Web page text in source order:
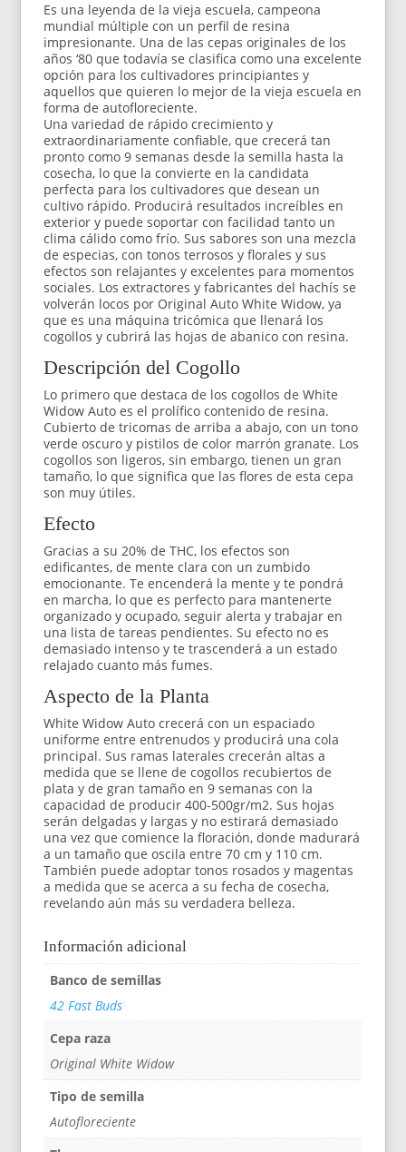
Es una leyenda de la vieja escuela, campeona
mundial múltiple con un perfil de resina
impresionante. Una de las cepas originales de los
años ‘80 que todavía se clasifica como una excelente
opción para los cultivadores principiantes y
aquellos que quieren lo mejor de la vieja escuela en
forma de autofloreciente.
Una variedad de rápido crecimiento y
extraordinariamente confiable, que crecerá tan
pronto como 9 semanas desde la semilla hasta la
cosecha, lo que la convierte en la candidata
perfecta para los cultivadores que desean un
cultivo rápido. Producirá resultados increíbles en
exterior y puede soportar con facilidad tanto un
clima cálido como frío. Sus sabores son una mezcla
de especias, con tonos terrosos y florales y sus
efectos son relajantes y excelentes para momentos
sociales. Los extractores y fabricantes del hachís se
volverán locos por Original Auto White Widow, ya
que es una máquina tricómica que llenará los
cogollos y cubrirá las hojas de abanico con resina.
Descripción del Cogollo
Lo primero que destaca de los cogollos de White
Widow Auto es el prolífico contenido de resina.
Cubierto de tricomas de arriba a abajo, con un tono
verde oscuro y pistilos de color marrón granate. Los
cogollos son ligeros, sin embargo, tienen un gran
tamaño, lo que significa que las flores de esta cepa
son muy útiles.
Efecto
Gracias a su 20% de THC, los efectos son
edificantes, de mente clara con un zumbido
emocionante. Te encenderá la mente y te pondrá
en marcha, lo que es perfecto para mantenerte
organizado y ocupado, seguir alerta y trabajar en
una lista de tareas pendientes. Su efecto no es
demasiado intenso y te trascenderá a un estado
relajado cuanto más fumes.
Aspecto de la Planta
White Widow Auto crecerá con un espaciado
uniforme entre entrenudos y producirá una cola
principal. Sus ramas laterales crecerán altas a
medida que se llene de cogollos recubiertos de
plata y de gran tamaño en 9 semanas con la
capacidad de producir 400-500gr/m2. Sus hojas
serán delgadas y largas y no estirará demasiado
una vez que comience la floración, donde madurará
a un tamaño que oscila entre 70 cm y 110 cm.
También puede adoptar tonos rosados y magentas
a medida que se acerca a su fecha de cosecha,
revelando aún más su verdadera belleza.
Información adicional
Banco de semillas
42 Fast Buds
Cepa raza
Original White Widow
Tipo de semilla
Autofloreciente